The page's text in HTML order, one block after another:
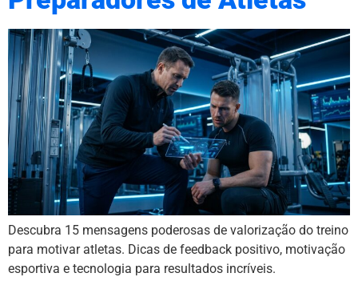
Descubra 15 mensagens poderosas de valorização do treino
para motivar atletas. Dicas de feedback positivo, motivação
esportiva e tecnologia para resultados incríveis.